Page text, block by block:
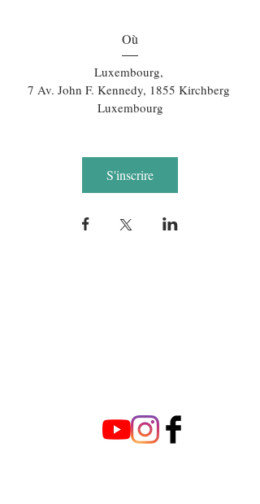
Où
Luxembourg,
7 Av. John F. Kennedy, 1855 Kirchberg
Luxembourg
S'inscrire